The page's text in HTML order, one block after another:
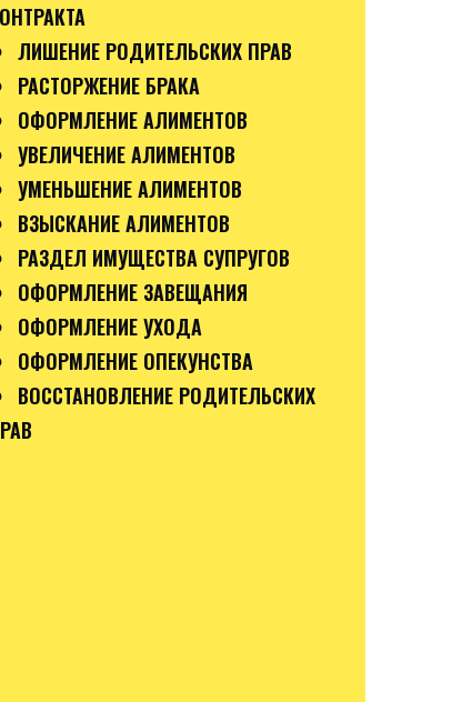
ЛИШЕНИЕ РОДИТЕЛЬСКИХ ПРАВ
РАСТОРЖЕНИЕ БРАКА
ОФОРМЛЕНИЕ АЛИМЕНТОВ
УВЕЛИЧЕНИЕ АЛИМЕНТОВ
УМЕНЬШЕНИЕ АЛИМЕНТОВ
ВЗЫСКАНИЕ АЛИМЕНТОВ
РАЗДЕЛ ИМУЩЕСТВА СУПРУГОВ
ОФОРМЛЕНИЕ ЗАВЕЩАНИЯ
ОФОРМЛЕНИЕ УХОДА
ОФОРМЛЕНИЕ ОПЕКУНСТВА
ВОССТАНОВЛЕНИЕ РОДИТЕЛЬСКИХ